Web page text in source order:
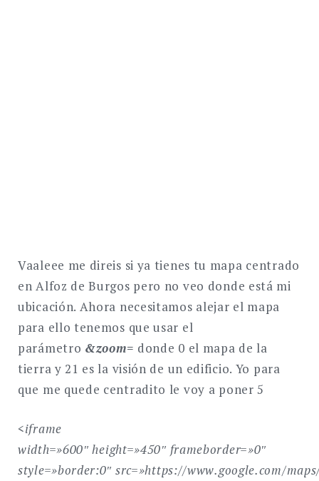
Vaaleee me direis si ya tienes tu mapa centrado
en Alfoz de Burgos pero no veo donde está mi
ubicación. Ahora necesitamos alejar el mapa
para ello tenemos que usar el
parámetro &zoom= donde 0 el mapa de la
tierra y 21 es la visión de un edificio. Yo para
que me quede centradito le voy a poner 5
<iframe
width=»600″ height=»450″ frameborder=»0″
style=»border:0″ src=»https://www.google.com/